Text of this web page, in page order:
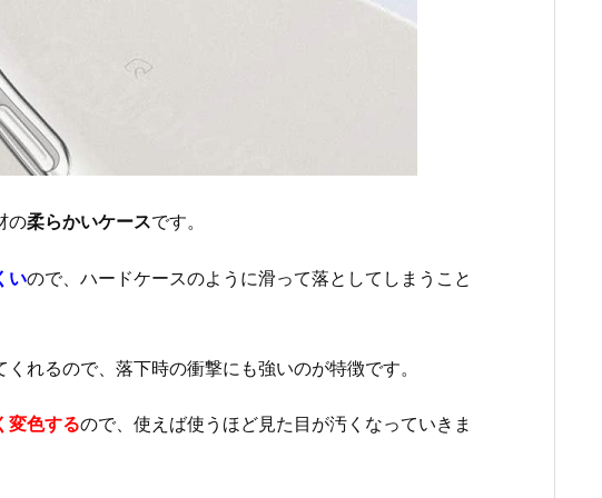
の柔らかいケースです。
いので、ハードケースのように滑って落としてしまうこと
くれるので、落下時の衝撃にも強いのが特徴です。
変色するので、使えば使うほど見た目が汚くなっていきま